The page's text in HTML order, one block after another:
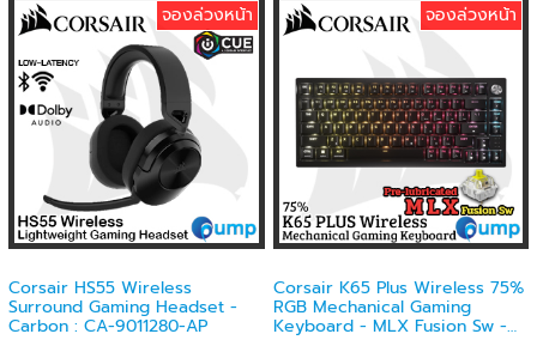
จองล่วงหน้า
Corsair HS55 Wireless
Surround Gaming Headset -
Carbon : CA-9011280-AP
จองล่วงหน้า
Corsair K65 Plus Wireless 75%
RGB Mechanical Gaming
Keyboard - MLX Fusion Sw -